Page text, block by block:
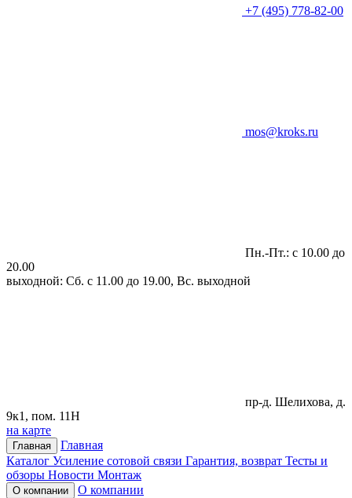
+7 (495) 778-82-00
mos@kroks.ru
Пн.-Пт.: с 10.00 до
20.00
выходной: Сб. с 11.00 до 19.00, Вс. выходной
пр-д. Шелихова, д.
9к1, пом. 11Н
на карте
Главная
Главная
Каталог Усиление сотовой связи Гарантия, возврат Тесты и
обзоры Новости Монтаж
О компании
О компании